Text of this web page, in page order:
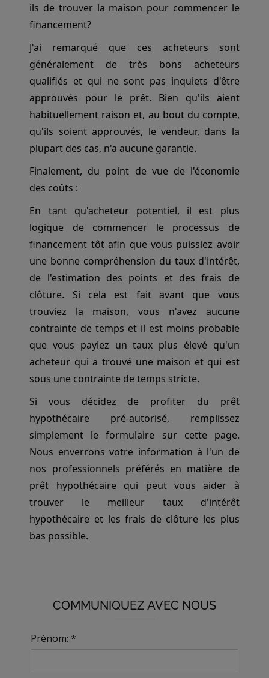
ils de trouver la maison pour commencer le
financement?
J'ai remarqué que ces acheteurs sont
généralement de très bons acheteurs
qualifiés et qui ne sont pas inquiets d'être
approuvés pour le prêt. Bien qu'ils aient
habituellement raison et, au bout du compte,
qu'ils soient approuvés, le vendeur, dans la
plupart des cas, n'a aucune garantie.
Finalement, du point de vue de l'économie
des coûts :
En tant qu'acheteur potentiel, il est plus
logique de commencer le processus de
financement tôt afin que vous puissiez avoir
une bonne compréhension du taux d'intérêt,
de l'estimation des points et des frais de
clôture. Si cela est fait avant que vous
trouviez la maison, vous n'avez aucune
contrainte de temps et il est moins probable
que vous payiez un taux plus élevé qu'un
acheteur qui a trouvé une maison et qui est
sous une contrainte de temps stricte.
Si vous décidez de profiter du prêt
hypothécaire pré-autorisé, remplissez
simplement le formulaire sur cette page.
Nous enverrons votre information à l'un de
nos professionnels préférés en matière de
prêt hypothécaire qui peut vous aider à
trouver le meilleur taux d'intérêt
hypothécaire et les frais de clôture les plus
bas possible.
COMMUNIQUEZ AVEC NOUS
Prénom: *